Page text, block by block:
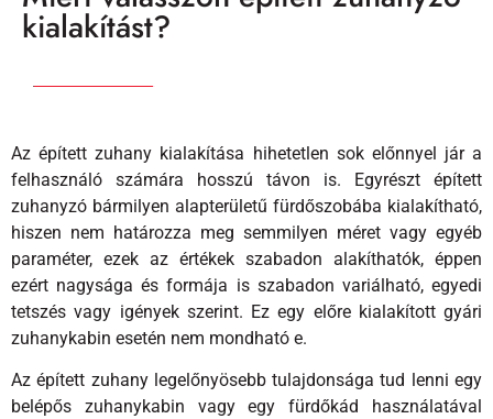
kialakítást?
Az épített zuhany kialakítása hihetetlen sok előnnyel jár a
felhasználó számára hosszú távon is. Egyrészt épített
zuhanyzó bármilyen alapterületű fürdőszobába kialakítható,
hiszen nem határozza meg semmilyen méret vagy egyéb
paraméter, ezek az értékek szabadon alakíthatók, éppen
ezért nagysága és formája is szabadon variálható, egyedi
tetszés vagy igények szerint. Ez egy előre kialakított gyári
zuhanykabin esetén nem mondható e.
Az épített zuhany legelőnyösebb tulajdonsága tud lenni egy
belépős zuhanykabin vagy egy fürdőkád használatával